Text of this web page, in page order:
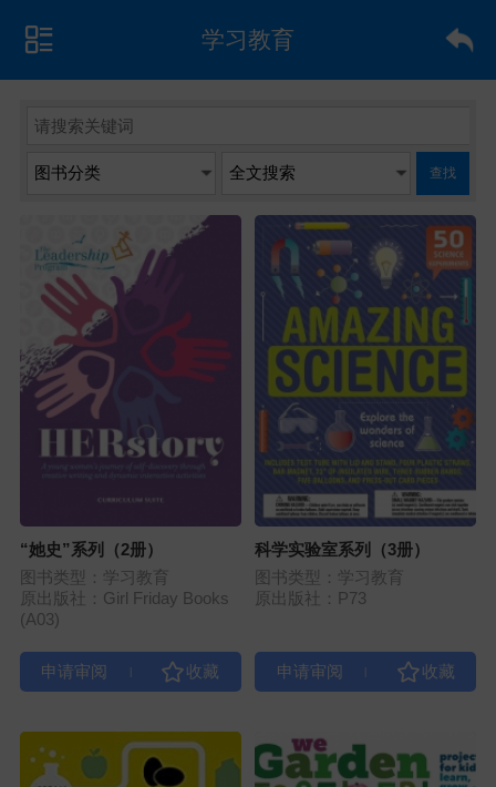
学习教育
查找
“她史”系列（2册）
图书类型：学习教育
原出版社：Girl Friday Books
(A03)
科学实验室系列（3册）
图书类型：学习教育
原出版社：P73